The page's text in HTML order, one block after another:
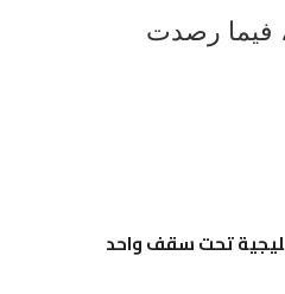
كورونا، فيما رصدت